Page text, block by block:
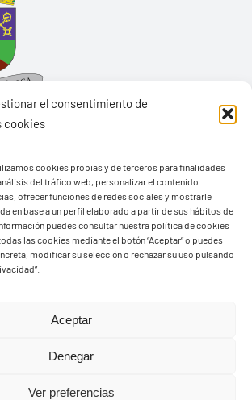
el consentimiento de
cookies
cookies propias y de terceros para finalidades
del tráfico web, personalizar el contenido
ofrecer funciones de redes sociales y mostrarle
en base a un perfil elaborado a partir de sus hábitos de
puedes consultar nuestra política de cookies
las cookies mediante el botón “Aceptar” o puedes
modificar su selección o rechazar su uso pulsando
Aceptar
Denegar
Ver preferencias
Yaiza
1
Ayuntamiento de Yaiza - Todos los